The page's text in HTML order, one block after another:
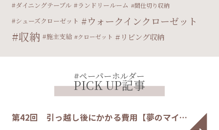
ダイニングテーブル ランドリールーム 間仕切り収納
シューズクローゼット ウォークインクローゼット
収納 施主支給 クローゼット リビング収納
#ペーパーホルダー
PICK UP記事
第42回 引っ越し後にかかる費用【夢のマイ…